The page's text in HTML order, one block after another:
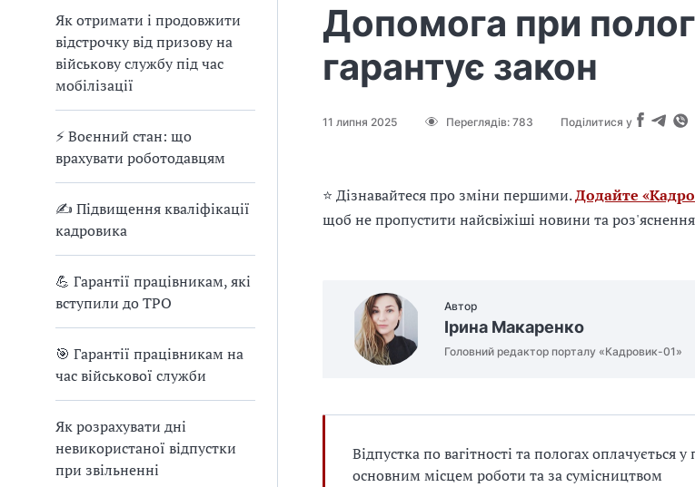
Як отримати і продовжити
відстрочку від призову на
військову службу під час
мобілізації
⚡ Воєнний стан: що
врахувати роботодавцям
✍ Підвищення кваліфікації
кадровика
💪 Гарантії працівникам, які
вступили до ТРО
🎯 Гарантії працівникам на
час військової служби
Як розрахувати дні
невикористаної відпустки
при звільненні
Допомога при
гарантує закон
11 липня 2025 Переглядів: 783 Поділитися у
⭐ Дізнавайтеся про зміни першими.Додайте
щоб не пропустити найсвіжіші новини та роз'яснення
Автор
Ірина Макаренко
Головний редактор порталу «Кадровик-01»
Відпустка по вагітності та пологах оплачується
основним місцем роботи та за сумісництвом